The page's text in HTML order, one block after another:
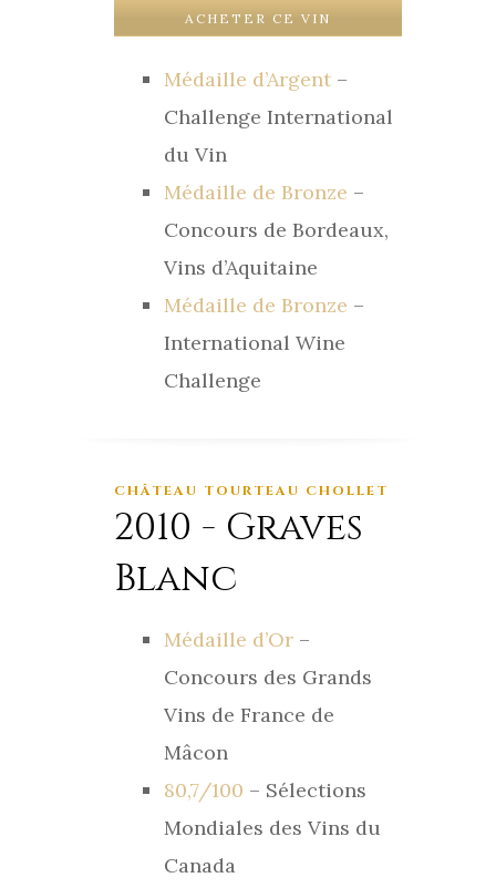
ACHETER CE VIN
Médaille d’Argent–
Challenge International
du Vin
Médaille de Bronze –
Concours de Bordeaux,
Vins d’Aquitaine
Médaille de Bronze –
International Wine
Challenge
CHÂTEAU TOURTEAU CHOLLET
2010 - Graves
Blanc
Médaille d’Or–
Concours des Grands
Vins de France de
Mâcon
80,7/100 – Sélections
Mondiales des Vins du
Canada